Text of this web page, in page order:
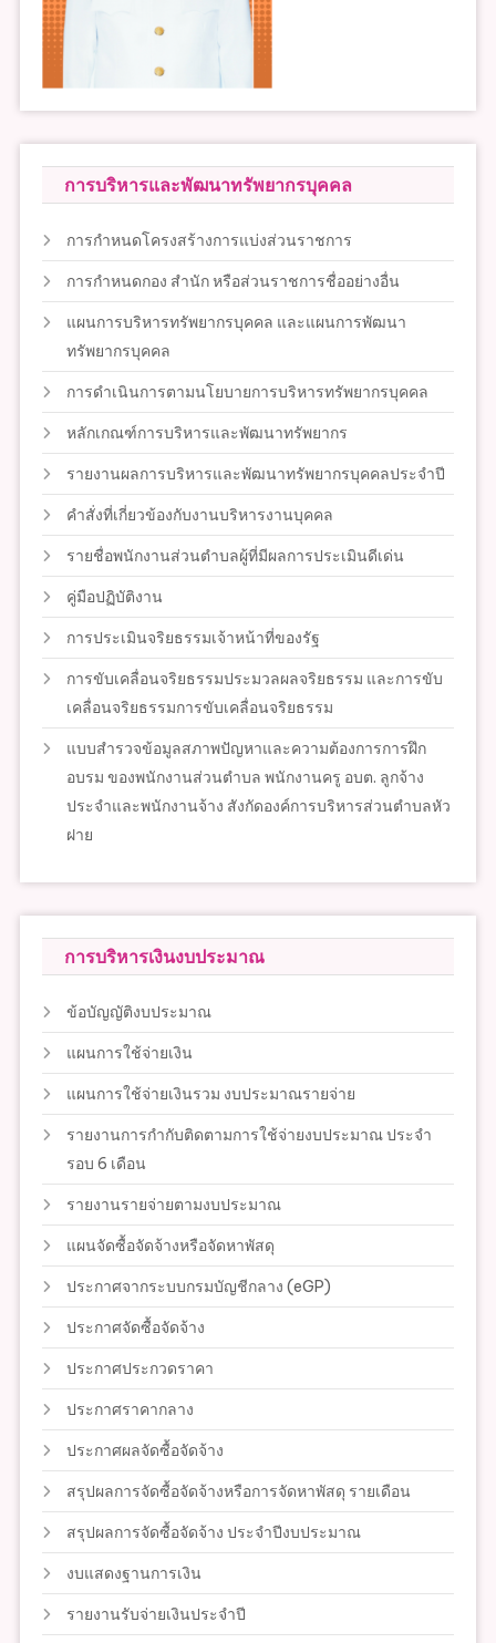
การบริหารและพัฒนาทรัพยากรบุคคล
การกำหนดโครงสร้างการแบ่งส่วนราชการ
การกำหนดกอง สำนัก หรือส่วนราชการชื่ออย่างอื่น
แผนการบริหารทรัพยากรบุคคล และแผนการพัฒนา
ทรัพยากรบุคคล
การดำเนินการตามนโยบายการบริหารทรัพยากรบุคคล
หลักเกณฑ์การบริหารและพัฒนาทรัพยากร
รายงานผลการบริหารและพัฒนาทรัพยากรบุคคลประจำปี
คำสั่งที่เกี่ยวข้องกับงานบริหารงานบุคคล
รายชื่อพนักงานส่วนตำบลผู้ที่มีผลการประเมินดีเด่น
คู่มือปฏิบัติงาน
การประเมินจริยธรรมเจ้าหน้าที่ของรัฐ
การขับเคลื่อนจริยธรรมประมวลผลจริยธรรม และการขับ
เคลื่อนจริยธรรมการขับเคลื่อนจริยธรรม
แบบสำรวจข้อมูลสภาพปัญหาและความต้องการการฝึก
อบรม ของพนักงานส่วนตำบล พนักงานครู อบต. ลูกจ้าง
ประจำและพนักงานจ้าง สังกัดองค์การบริหารส่วนตำบลหัว
ฝาย
การบริหารเงินงบประมาณ
ข้อบัญญัติงบประมาณ
แผนการใช้จ่ายเงิน
แผนการใช้จ่ายเงินรวม งบประมาณรายจ่าย
รายงานการกำกับติดตามการใช้จ่ายงบประมาณ ประจำ
รอบ 6 เดือน
รายงานรายจ่ายตามงบประมาณ
แผนจัดซื้อจัดจ้างหรือจัดหาพัสดุ
ประกาศจากระบบกรมบัญชีกลาง (eGP)
ประกาศจัดซื้อจัดจ้าง
ประกาศประกวดราคา
ประกาศราคากลาง
ประกาศผลจัดซื้อจัดจ้าง
สรุปผลการจัดซื้อจัดจ้างหรือการจัดหาพัสดุ รายเดือน
สรุปผลการจัดซื้อจัดจ้าง ประจำปีงบประมาณ
งบแสดงฐานการเงิน
รายงานรับจ่ายเงินประจำปี